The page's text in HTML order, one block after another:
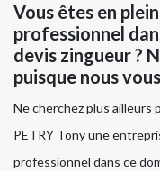
Vous êtes en
professionnel
devis zingueur ?
puisque nous
Ne cherchez plus ailleurs
PETRY Tony une
professionnel dans ce